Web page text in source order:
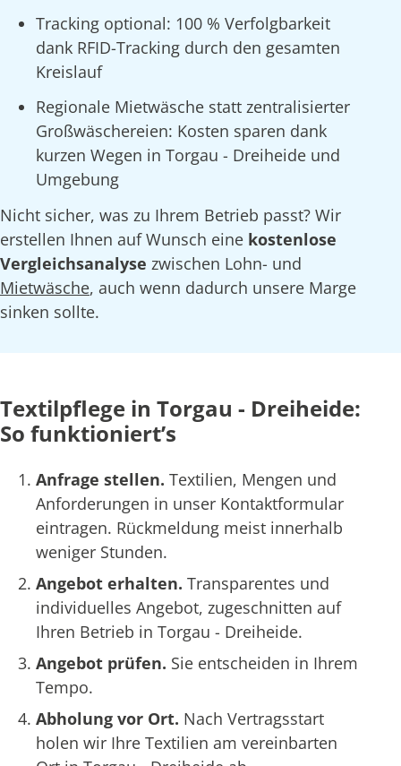
Tracking optional: 100 % Verfolgbarkeit
dank RFID-Tracking durch den gesamten
Kreislauf
Regionale Mietwäsche statt zentralisierter
Großwäschereien: Kosten sparen dank
kurzen Wegen in Torgau - Dreiheide und
Umgebung
Nicht sicher, was zu Ihrem Betrieb passt? Wir
erstellen Ihnen auf Wunsch eine kostenlose
Vergleichsanalyse zwischen Lohn- und
Mietwäsche, auch wenn dadurch unsere Marge
sinken sollte.
Textilpflege in Torgau - Dreiheide:
So funktioniert’s
Anfrage stellen. Textilien, Mengen und
Anforderungen in unser Kontaktformular
eintragen. Rückmeldung meist innerhalb
weniger Stunden.
Angebot erhalten. Transparentes und
individuelles Angebot, zugeschnitten auf
Ihren Betrieb in Torgau - Dreiheide.
Angebot prüfen. Sie entscheiden in Ihrem
Tempo.
Abholung vor Ort. Nach Vertragsstart
holen wir Ihre Textilien am vereinbarten